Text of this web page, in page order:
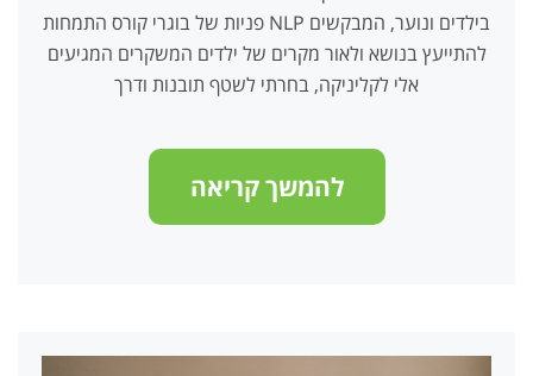
פניות של בוגרי קורס התמחות NLP בילדים ונוער, המבקשים
להתייעץ בנושא ולאור מקרים של ילדים המשקרים המגיעים
אלי לקליניקה, בחרתי לשטף תובנות ודרך
להמשך קריאה